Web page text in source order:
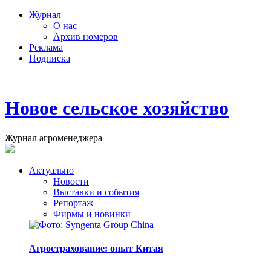
Журнал
О нас
Архив номеров
Реклама
Подписка
Новое сельское хозяйство
Журнал агроменеджера
Актуально
Новости
Выставки и события
Репортаж
Фирмы и новинки
Агрострахование: опыт Китая